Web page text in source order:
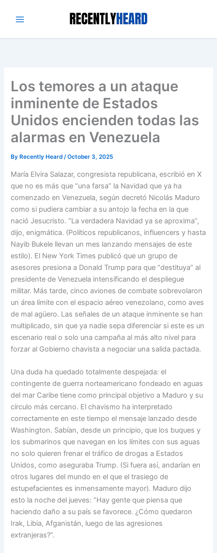
Los temores a un ataque
inminente de Estados
Unidos encienden todas las
alarmas en Venezuela
By Recently Heard/October 3, 2025
María Elvira Salazar, congresista republicana, escribió en X
que no es más que “una farsa” la Navidad que ya ha
comenzado en Venezuela, según decretó Nicolás Maduro
como si pudiera cambiar a su antojo la fecha en la que
nació Jesucristo. “La verdadera Navidad ya se aproxima”,
dijo, enigmática. (Políticos republicanos, influencers y hasta
Nayib Bukele llevan un mes lanzando mensajes de este
estilo). El New York Times publicó que un grupo de
asesores presiona a Donald Trump para que “destituya” al
presidente de Venezuela intensificando el despliegue
militar. Más tarde, cinco aviones de combate sobrevolaron
un área límite con el espacio aéreo venezolano, como aves
de mal agüero. Las señales de un ataque inminente se han
multiplicado, sin que ya nadie sepa diferenciar si este es un
escenario real o solo una campaña al más alto nivel para
forzar al Gobierno chavista a negociar una salida pactada.
Una duda ha quedado totalmente despejada: el
contingente de guerra norteamericano fondeado en aguas
del mar Caribe tiene como principal objetivo a Maduro y su
círculo más cercano. El chavismo ha interpretado
correctamente en este tiempo el mensaje lanzado desde
Washington. Sabían, desde un principio, que los buques y
los submarinos que navegan en los límites con sus aguas
no solo quieren frenar el tráfico de drogas a Estados
Unidos, como aseguraba Trump. (Si fuera así, andarían en
otros lugares del mundo en el que el trasiego de
estupefacientes es inmensamente mayor). Maduro dijo
esto la noche del jueves: ”Hay gente que piensa que
haciendo daño a su país se favorece. ¿Cómo quedaron
Irak, Libia, Afganistán, luego de las agresiones
extranjeras?“.